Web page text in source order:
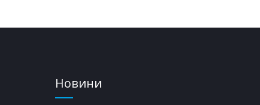
Новини